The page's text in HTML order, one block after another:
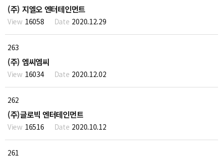
(주) 지엘오 엔터테인먼트
16058 2020.12.29
263
(주) 엠씨엠씨
16034 2020.12.02
262
(주)글로빅 엔터테인먼트
16516 2020.10.12
261